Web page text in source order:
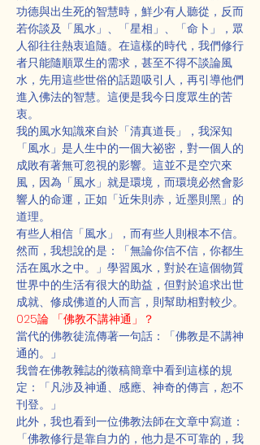
功德與出生死的智慧時，鮮少有人聽從，反而
若你談及「風水」、「星相」、「命卜」，眾
人卻往往熱衷追隨。在這樣的時代，我們修行
者只能隨順眾生的需求，甚至不得不談論風
水，先用這些世俗的話題吸引人，再引導他們
進入佛法的智慧。這便是我今日度眾生的苦
衷。
我的風水知識來自於「清真道長」，我深知
「風水」是人生中的一個大祕密，對一個人的
成敗有著無可忽視的影響。這並不是空穴來
風，因為「風水」就是環境，而環境必然會影
響人的命運，正如「近朱則赤，近墨則黑」的
道理。
有些人相信「風水」，而有些人則根本不信。
然而，我想說的是：「無論你信不信，你都生
活在風水之中。」學習風水，對於在這個物質
世界中的生活有很大的助益，但對於追求出世
成就、修成佛道的人而言，則幫助相對較少。
025論 「佛教不講神通」？
當代的佛教徒流傳著一句話：「佛教是不講神
通的。」
我曾在佛教雜誌的徵稿簡章中看到這樣的規
定：「凡涉及神通、感應、神奇的傳言，恕不
刊登。」
此外，我也看到一位佛教法師在文章中寫道：
「佛教修行是靠自力的，他力是不可靠的，我